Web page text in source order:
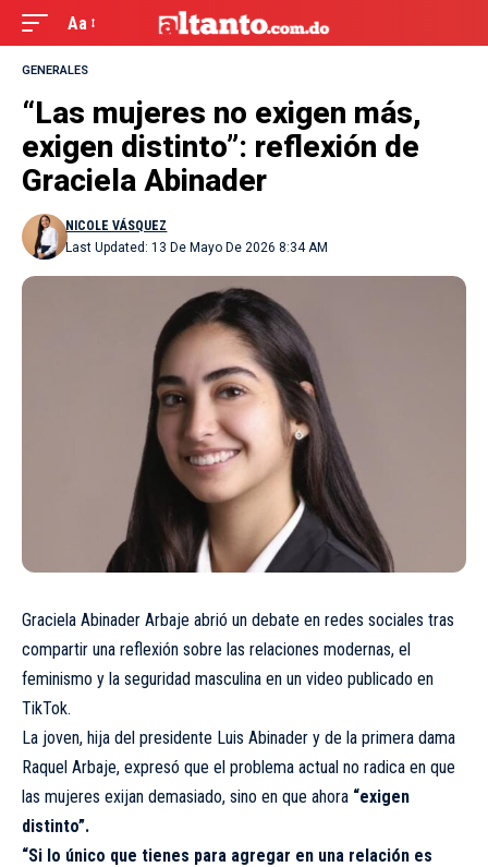
Aa
GENERALES
“Las mujeres no exigen más,
exigen distinto”: reflexión de
Graciela Abinader
Last Updated: 13 De Mayo De 2026 8:34 AM
NICOLE VÁSQUEZ
Graciela Abinader Arbaje abrió un debate en redes sociales tras
compartir una reflexión sobre las relaciones modernas, el
feminismo y la seguridad masculina en un video publicado en
TikTok.
La joven, hija del presidente Luis Abinader y de la primera dama
Raquel Arbaje, expresó que el problema actual no radica en que
las mujeres exijan demasiado, sino en que ahora “exigen
distinto”.
“Si lo único que tienes para agregar en una relación es